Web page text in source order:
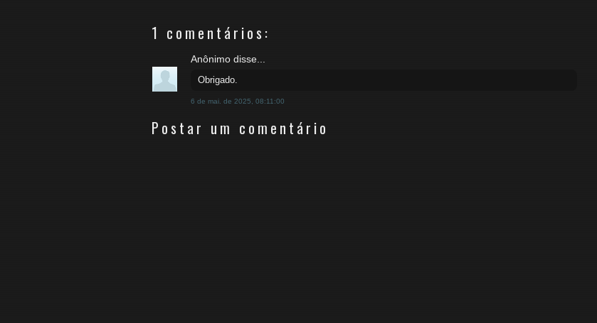
1 comentários:
Anônimo disse...
Obrigado.
6 de mai. de 2025, 08:11:00
Postar um comentário